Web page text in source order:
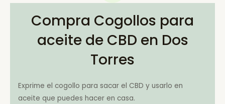
Compra Cogollos para
aceite de CBD en Dos
Torres
Exprime el cogollo para sacar el CBD y usarlo en
aceite que puedes hacer en casa.